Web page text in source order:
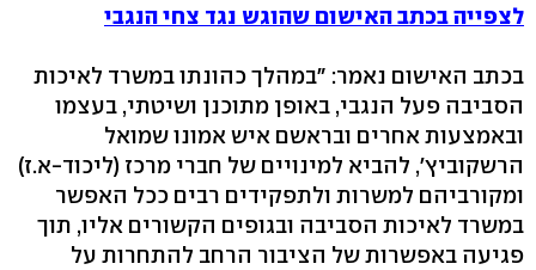
לצפייה בכתב האישום שהוגש נגד צחי הנגבי
בכתב האישום נאמר: "במהלך כהונתו במשרד לאיכות
הסביבה פעל הנגבי, באופן מתוכנן ושיטתי, בעצמו
ובאמצעות אחרים ובראשם איש אמונו שמואל
הרשקוביץ', להביא למינויים של חברי מרכז (ליכוד-א.ז)
ומקורביהם למשרות ולתפקידים רבים ככל האפשר
במשרד לאיכות הסביבה ובגופים הקשורים אליו, תוך
פגיעה באפשרות של הציבור הרחב להתחרות על